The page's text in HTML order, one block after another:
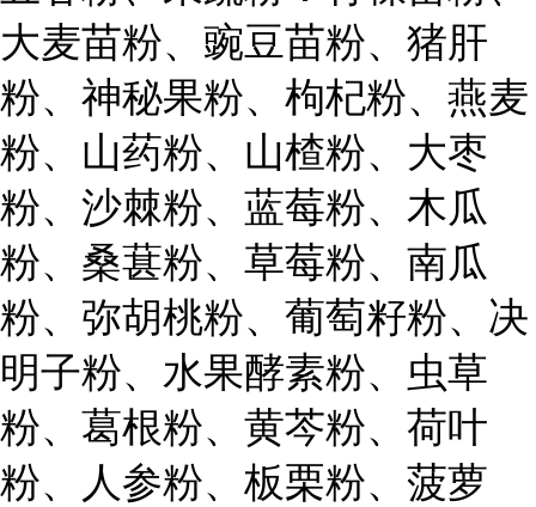
大麦苗粉、豌豆苗粉、猪肝
粉、神秘果粉、枸杞粉、燕麦
粉、山药粉、山楂粉、大枣
粉、沙棘粉、蓝莓粉、木瓜
粉、桑葚粉、草莓粉、南瓜
粉、弥胡桃粉、葡萄籽粉、决
明子粉、水果酵素粉、虫草
粉、葛根粉、黄芩粉、荷叶
粉、人参粉、板栗粉、菠萝